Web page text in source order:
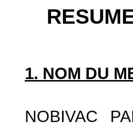
1. NOM DU
NOBIVAC